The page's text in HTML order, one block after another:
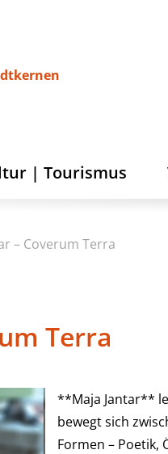
| Tourismus
– Coverum Terra
Terra
**Maja Jantar**
bewegt sich
Formen – Poetik,